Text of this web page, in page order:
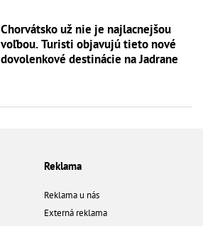
Chorvátsko už nie je najlacnejšou
voľbou. Turisti objavujú tieto nové
dovolenkové destinácie na Jadrane
Reklama
Reklama u nás
Externá reklama